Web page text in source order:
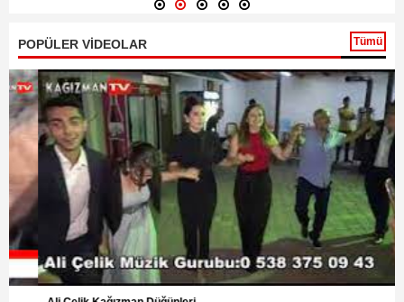
POPÜLER VİDEOLAR Tümü